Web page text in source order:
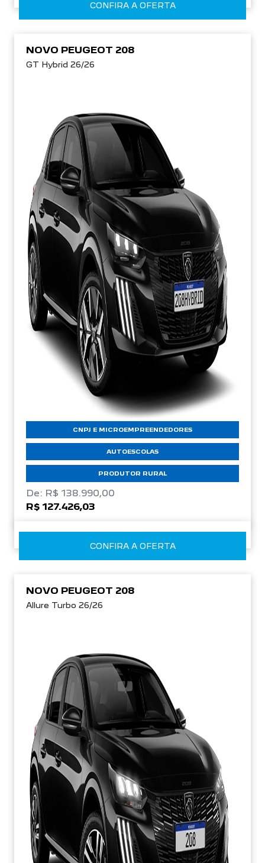
CONFIRA A OFERTA
NOVO PEUGEOT 208
GT Hybrid 26/26
CNPJ E MICROEMPREENDEDORES
AUTOESCOLAS
PRODUTOR RURAL
De: R$ 138.990,00
R$ 127.426,03
CONFIRA A OFERTA
NOVO PEUGEOT 208
Allure Turbo 26/26